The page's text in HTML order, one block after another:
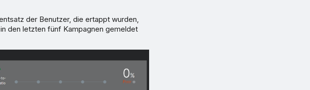
der Benutzer, die ertappt wurden,
den letzten fünf Kampagnen gemeldet